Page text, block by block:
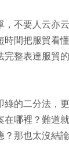
不要人云亦
時間把服貿看
完整表達服貿
綠的二分法，
在哪裡？難道
？那也太沒結